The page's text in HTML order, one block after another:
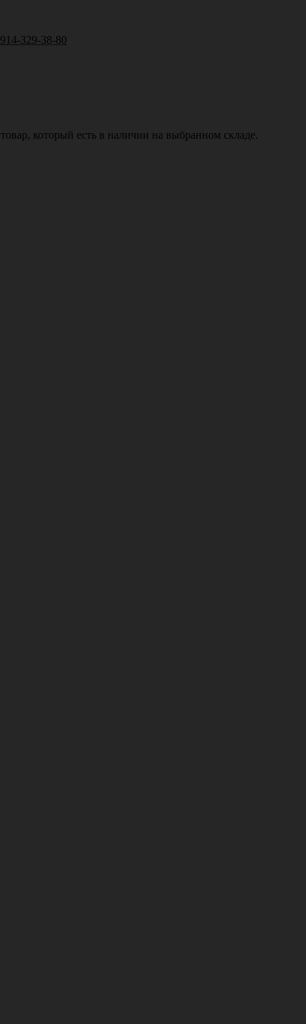
329-38-80
который есть в наличии на выбранном складе.